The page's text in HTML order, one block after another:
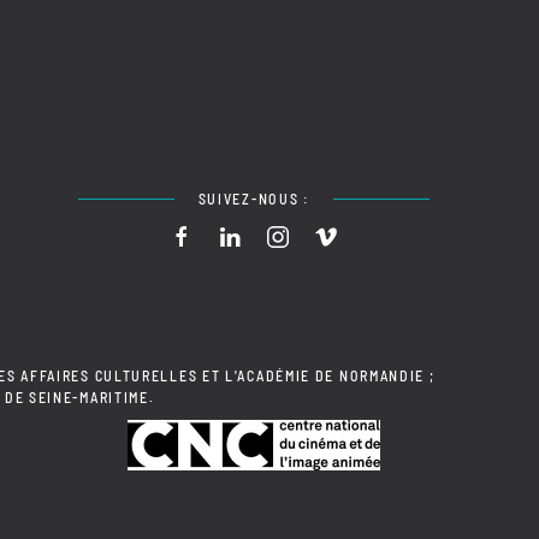
SUIVEZ-NOUS :
AFFAIRES CULTURELLES ET L'ACADÉMIE DE NORMANDIE ;
SEINE-MARITIME.